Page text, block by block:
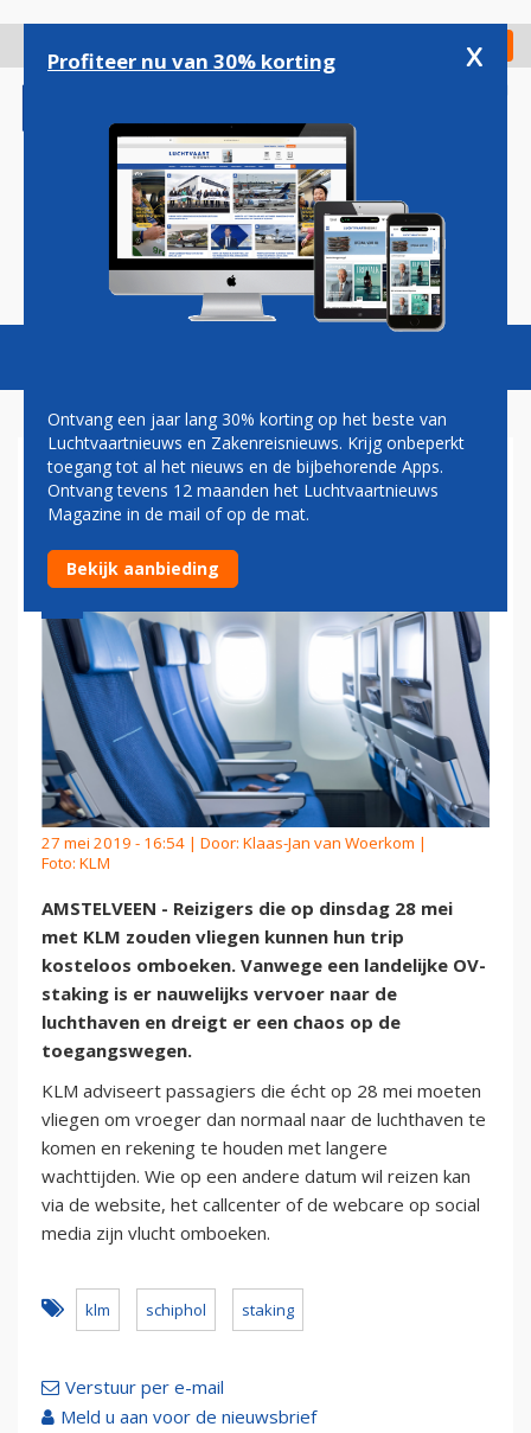
gaan
Check in
Magazine Podcasts Vacatures
KLM: KOSTELOOS OMBOEKEN
IN VERBAND MET STAKING
27 mei 2019 - 16:54 | Door: Klaas-Jan van Woerkom |
Foto: KLM
AMSTELVEEN - Reizigers die op dinsdag 28 mei
met KLM zouden vliegen kunnen hun trip
kosteloos omboeken. Vanwege een landelijke OV-
staking is er nauwelijks vervoer naar de
luchthaven en dreigt er een chaos op de
toegangswegen.
KLM adviseert passagiers die écht op 28 mei moeten
vliegen om vroeger dan normaal naar de luchthaven te
komen en rekening te houden met langere
wachttijden. Wie op een andere datum wil reizen kan
via de website, het callcenter of de webcare op social
media zijn vlucht omboeken.
klm schiphol staking
Verstuur per e-mail
Meld u aan voor de nieuwsbrief
Profiteer nu van 30% korting x
Ontvang een jaar lang 30% korting op het beste van
Luchtvaartnieuws en Zakenreisnieuws. Krijg onbeperkt
toegang tot al het nieuws en de bijbehorende Apps.
Ontvang tevens 12 maanden het Luchtvaartnieuws
Magazine in de mail of op de mat.
Bekijk aanbieding